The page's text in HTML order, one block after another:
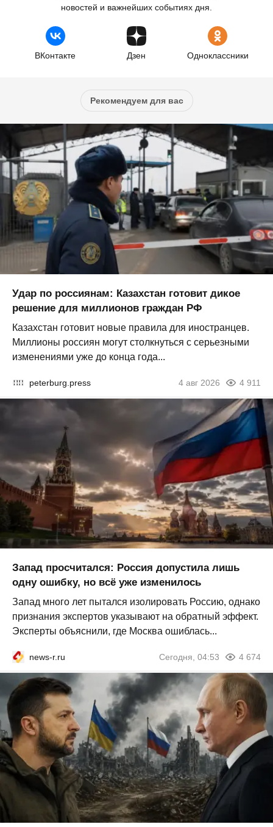
новостей и важнейших событиях дня.
ВКонтакте Дзен Одноклассники
Рекомендуем для вас
Удар по россиянам: Казахстан готовит дикое
решение для миллионов граждан РФ
Казахстан готовит новые правила для иностранцев.
Миллионы россиян могут столкнуться с серьезными
изменениями уже до конца года...
peterburg.press 4 авг 2026 4 911
Запад просчитался: Россия допустила лишь
одну ошибку, но всё уже изменилось
Запад много лет пытался изолировать Россию, однако
признания экспертов указывают на обратный эффект.
Эксперты объяснили, где Москва ошиблась...
news-r.ru Сегодня, 04:53 4 674